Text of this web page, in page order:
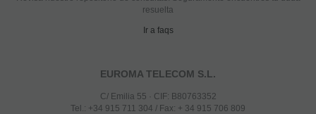
resuelta
Ir a faqs
EUROMA TELECOM S.L.
C/ Emilia 55 · CIF: B80763352
Tel.: +34 915 711 304 / Fax: + 34 915 706 809